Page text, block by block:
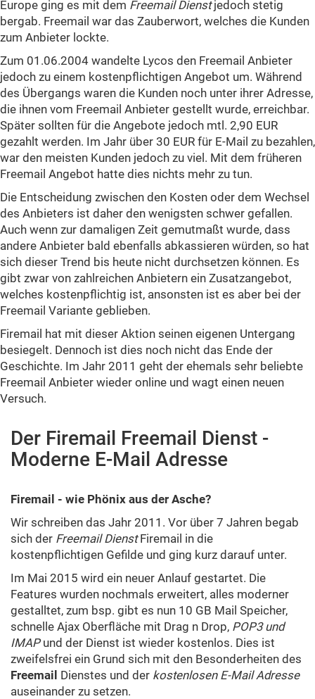
Europe ging es mit dem Freemail Dienstjedoch stetig
bergab. Freemail war das Zauberwort, welches die Kunden
zum Anbieter lockte.
Zum 01.06.2004 wandelte Lycos den Freemail Anbieter
jedoch zu einem kostenpflichtigen Angebot um. Während
des Übergangs waren die Kunden noch unter ihrer Adresse,
die ihnen vom Freemail Anbieter gestellt wurde, erreichbar.
Später sollten für die Angebote jedoch mtl. 2,90 EUR
gezahlt werden. Im Jahr über 30 EUR für E-Mail zu bezahlen,
war den meisten Kunden jedoch zu viel. Mit dem früheren
Freemail Angebot hatte dies nichts mehr zu tun.
Die Entscheidung zwischen den Kosten oder dem Wechsel
des Anbieters ist daher den wenigsten schwer gefallen.
Auch wenn zur damaligen Zeit gemutmaßt wurde, dass
andere Anbieter bald ebenfalls abkassieren würden, so hat
sich dieser Trend bis heute nicht durchsetzen können. Es
gibt zwar von zahlreichen Anbietern ein Zusatzangebot,
welches kostenpflichtig ist, ansonsten ist es aber bei der
Freemail Variante geblieben.
Firemail hat mit dieser Aktion seinen eigenen Untergang
besiegelt. Dennoch ist dies noch nicht das Ende der
Geschichte. Im Jahr 2011 geht der ehemals sehr beliebte
Freemail Anbieter wieder online und wagt einen neuen
Versuch.
Der Firemail Freemail Dienst -
Moderne E-Mail Adresse
Firemail - wie Phönix aus der Asche?
Wir schreiben das Jahr 2011. Vor über 7 Jahren begab
sich der Freemail DienstFiremail in die
kostenpflichtigen Gefilde und ging kurz darauf unter.
Im Mai 2015 wird ein neuer Anlauf gestartet. Die
Features wurden nochmals erweitert, alles moderner
gestalltet, zum bsp. gibt es nun 10 GB Mail Speicher,
schnelle Ajax Oberfläche mit Drag n Drop, POP3 und
IMAPund der Dienst ist wieder kostenlos. Dies ist
zweifelsfrei ein Grund sich mit den Besonderheiten des
Freemail Dienstes und der kostenlosen E-Mail Adresse
auseinander zu setzen.